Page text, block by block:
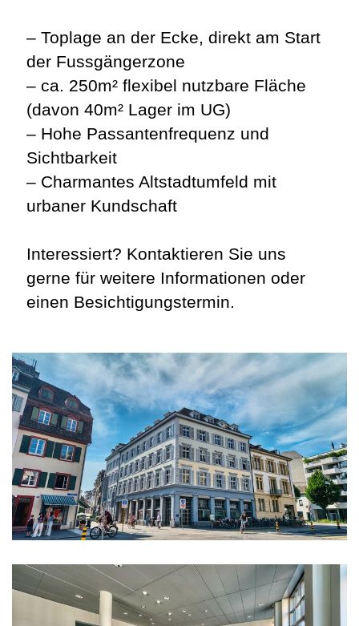
– Toplage an der Ecke, direkt am Start
der Fussgängerzone
– ca. 250m² flexibel nutzbare Fläche
(davon 40m² Lager im UG)
– Hohe Passantenfrequenz und
Sichtbarkeit
– Charmantes Altstadtumfeld mit
urbaner Kundschaft
Interessiert? Kontaktieren Sie uns
gerne für weitere Informationen oder
einen Besichtigungstermin.